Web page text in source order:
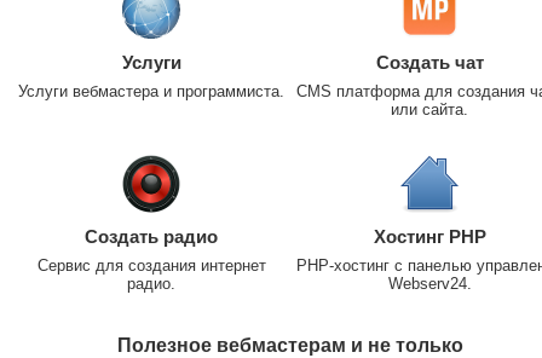
Услуги
Услуги вебмастера и программиста.
Создать чат
CMS платформа для создания
или сайта.
Создать радио
Сервис для создания интернет
радио.
Хостинг PHP
PHP-хостинг с панелью
Webserv24.
Полезное вебмастерам и не только